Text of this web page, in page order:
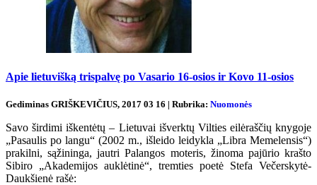
Apie lietuvišką trispalvę po Vasario 16-osios ir Kovo 11-osios
Gediminas GRIŠKEVIČIUS, 2017 03 16 | Rubrika: Nuomonės
Savo širdimi iškentėtų – Lietuvai išverktų Vilties eilėraščių knygoje
„Pasaulis po langu“ (2002 m., išleido leidykla „Libra Memelensis“)
prakilni, sąžininga, jautri Palangos moteris, žinoma pajūrio krašto
Sibiro „Akademijos auklėtinė“, tremties poetė Stefa Večerskytė-
Daukšienė rašė: